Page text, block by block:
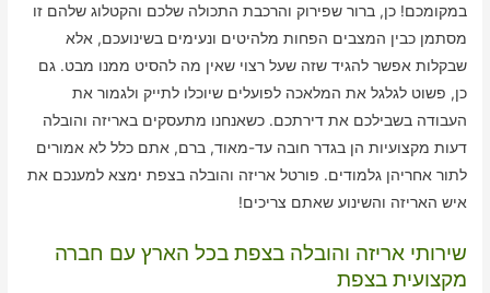
במקומכם! כן, ברור שפירוק והרכבת התכולה שלכם והקטלוג שלהם זו
מסתמן כבין המצבים הפחות מלהיטים ונעימים בשינועכם, אלא
שבקלות אפשר להגיד שזה שעל רצוי שאין מה להסיט ממנו מבט. גם
כן, פשוט לגלגל את המלאכה לפועלים שיוכלו לתייק ולגמור את
העבודה בשבילכם את דירתכם. כשאנחנו מתעסקים באריזה והובלה
דעות מקצועיות הן בגדר חובה עד-מאוד, ברם, אתם כלל לא אמורים
לתור אחריהן גלמודים. פורטל אריזה והובלה בצפת ימצא למענכם את
איש האריזה והשינוע שאתם צריכים!
שירותי אריזה והובלה בצפת בכל הארץ עם חברה
מקצועית בצפת